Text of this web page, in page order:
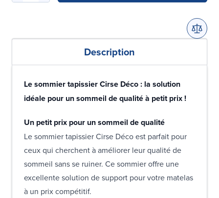
Description
Le sommier tapissier Cirse Déco : la solution
idéale pour un sommeil de qualité à petit prix !
Un petit prix pour un sommeil de qualité
Le sommier tapissier Cirse Déco est parfait pour
ceux qui cherchent à améliorer leur qualité de
sommeil sans se ruiner. Ce sommier offre une
excellente solution de support pour votre matelas
à un prix compétitif.